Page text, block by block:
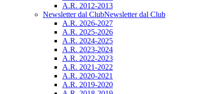
A.R. 2012-2013
Newsletter dal ClubNewsletter dal Club
A.R. 2026-2027
A.R. 2025-2026
A.R. 2024-2025
A.R. 2023-2024
A.R. 2022-2023
A.R. 2021-2022
A.R. 2020-2021
A.R. 2019-2020